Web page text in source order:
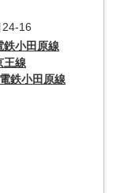
24-16
鉄小田原線
王線
鉄小田原線